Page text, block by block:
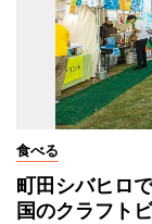
食べる
町田シバヒロ
国のクラフト